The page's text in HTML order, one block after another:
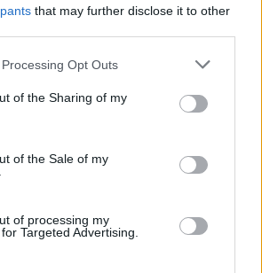
that may further disclose it to other
Opt Outs
of the Sharing of my
of the Sale of my
of processing my
Targeted Advertising.
πρόγραμμα
τα εργαλεία εφαρμογής»